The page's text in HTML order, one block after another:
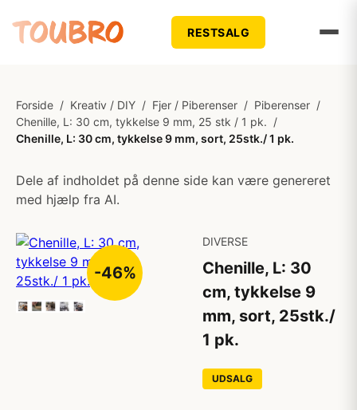
RESTSALG
Forside / Kreativ / DIY / Fjer / Piberenser / Piberenser /
Chenille, L: 30 cm, tykkelse 9 mm, 25 stk / 1 pk. /
Chenille, L: 30 cm, tykkelse 9 mm, sort, 25stk./ 1 pk.
Dele af indholdet på denne side kan være genereret
med hjælp fra AI.
-46%
DIVERSE
Chenille, L: 30
cm, tykkelse 9
mm, sort, 25stk./
1 pk.
UDSALG